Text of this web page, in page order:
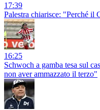
17:39
Palestra chiarisce: "Perché il
16:25
Schwoch a gamba tesa sul
non aver ammazzato il terzo"